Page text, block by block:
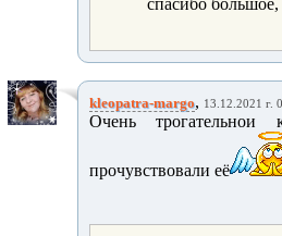
спасибо
kleopatra-margo, 13.12.2021 г.
Очень
прочувствовали её